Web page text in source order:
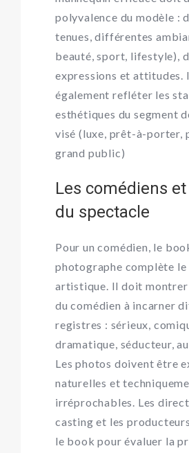
polyvalence du modèle :
tenues, différentes
beauté, sport, lifestyle),
expressions et attitudes.
également refléter les
esthétiques du segment
visé (luxe, prêt-à-porter,
grand public)
Les comédiens
du spectacle
Pour un comédien, le
photographe complète le
artistique. Il doit montrer
du comédien à incarner
registres : sérieux,
dramatique, séducteur,
Les photos doivent être
naturelles et
irréprochables. Les
casting et les
le book pour évaluer la